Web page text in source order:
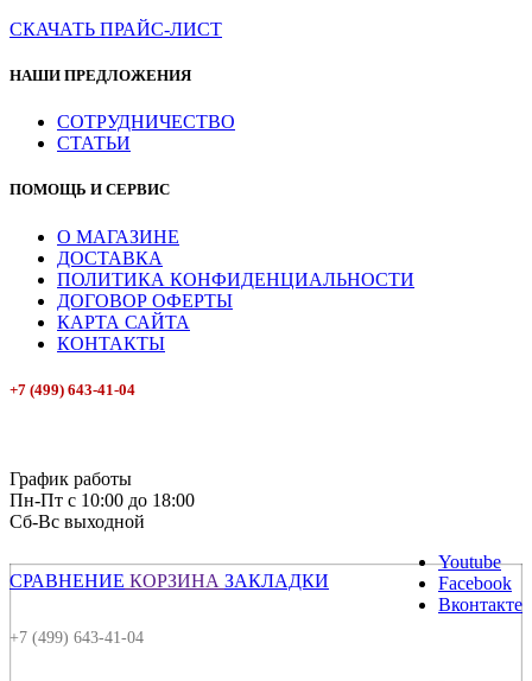
СКАЧАТЬ ПРАЙС-ЛИСТ
НАШИ ПРЕДЛОЖЕНИЯ
СОТРУДНИЧЕСТВО
СТАТЬИ
ПОМОЩЬ И СЕРВИС
О МАГАЗИНЕ
ДОСТАВКА
ПОЛИТИКА КОНФИДЕНЦИАЛЬНОСТИ
ДОГОВОР ОФЕРТЫ
КАРТА САЙТА
КОНТАКТЫ
+7 (499) 643-41-04
График работы
Пн-Пт с 10:00 до 18:00
Сб-Вс выходной
Youtube
Facebook
Вконтакте
СРАВНЕНИЕ КОРЗИНА ЗАКЛАДКИ
+7 (499) 643-41-04